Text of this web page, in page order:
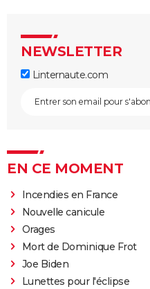
NEWSLETTER
Linternaute.com
EN CE MOMENT
Incendies en France
Nouvelle canicule
Orages
Mort de Dominique Frot
Joe Biden
Lunettes pour l'éclipse